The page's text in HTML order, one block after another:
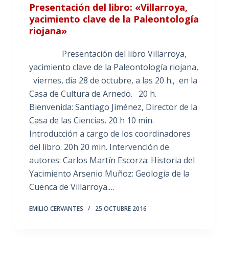
Presentación del libro: «Villarroya,
yacimiento clave de la Paleontología
riojana»
Presentación del libro Villarroya,
yacimiento clave de la Paleontología riojana,
viernes, día 28 de octubre, a las 20 h., en la
Casa de Cultura de Arnedo. 20 h.
Bienvenida: Santiago Jiménez, Director de la
Casa de las Ciencias. 20 h 10 min.
Introducción a cargo de los coordinadores
del libro. 20h 20 min. Intervención de
autores: Carlos Martín Escorza: Historia del
Yacimiento Arsenio Muñoz: Geología de la
Cuenca de Villarroya.…
EMILIO CERVANTES 25 OCTUBRE 2016